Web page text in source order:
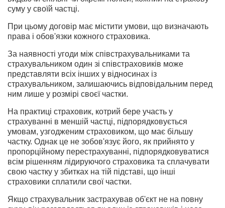
суму у своїй частці.
При цьому договір має містити умови, що визначають
права і обов'язки кожного страховика.
За наявності угоди між співстрахувальниками та
страхувальником один зі співстраховиків може
представляти всіх інших у відносинах із
страхувальником, залишаючись відповідальним перед
ним лише у розмірі своєї частки.
На практиці страховик, котрий бере участь у
страхуванні в меншій частці, підпорядковується
умовам, узгодженим страховиком, що має більшу
частку. Однак це не зобов'язує його, як прийнято у
пропорційному перестрахуванні, підпорядковуватися
всім рішенням лідируючого страховика та сплачувати
свою частку у збитках на тій підставі, що інші
страховики сплатили свої частки.
Якщо страхувальник застрахував об'єкт не на повну